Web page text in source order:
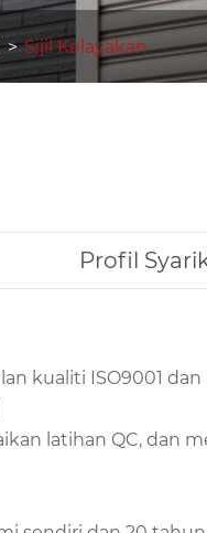
Sijil Kelayakan
Profil
kualiti ISO9001
latihan QC, dan